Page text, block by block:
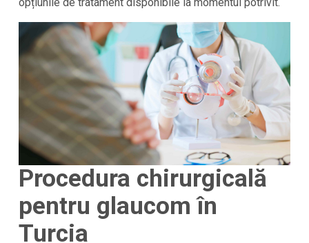
Procedura chirurgicală
pentru glaucom în
Turcia